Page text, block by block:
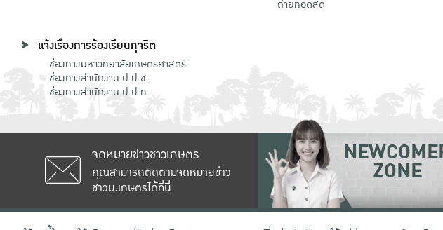
ถ่ายทอดสด
แจ้งเรื่องการร้องเรียนทุจริต
ช่องทางมหาวิทยาลัยเกษตรศาสตร์
ช่องทางสำนักงาน ป.ป.ช.
ช่องทางสำนักงาน ป.ป.ท.
จดหมายข่าวชาวเกษตร
คุณสามารถติดตามจดหมายข่าว
ชาวม.เกษตรได้ที่นี่
ZONE